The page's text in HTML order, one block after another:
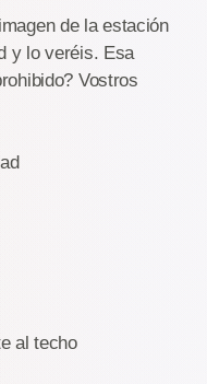
de la estación
y lo veréis. Esa
Vostros
al techo